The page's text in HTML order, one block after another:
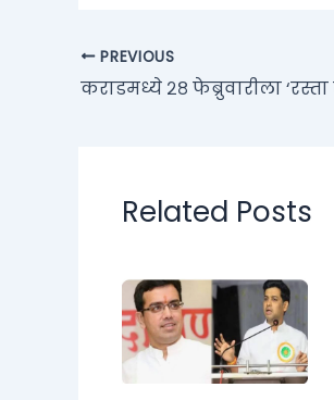
PREVIOUS
Related Posts